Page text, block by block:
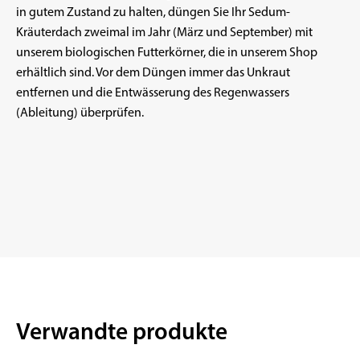
in gutem Zustand zu halten, düngen Sie Ihr Sedum-
Kräuterdach zweimal im Jahr (März und September) mit
unserem biologischen Futterkörner,die in unserem Shop
erhältlich sind. Vor dem Düngen immer das Unkraut
entfernen und die Entwässerung des Regenwassers
(Ableitung) überprüfen.
Verwandte produkte